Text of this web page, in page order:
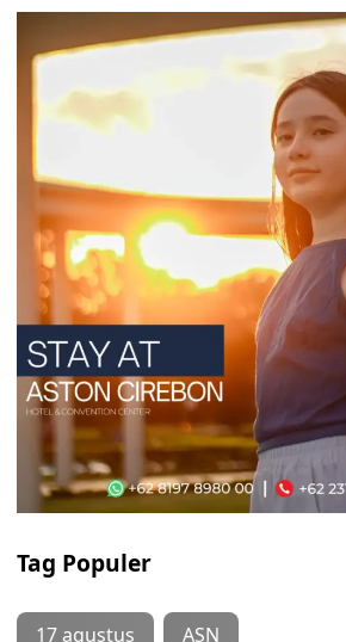
Tag Populer
17 agustus ASN